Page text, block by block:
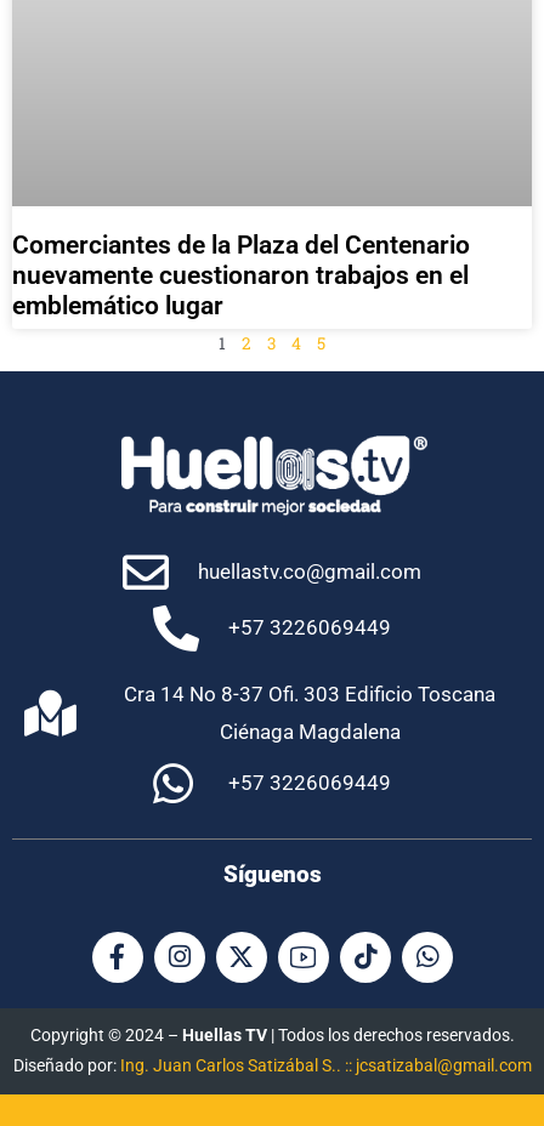
Comerciantes de la Plaza del Centenario
nuevamente cuestionaron trabajos en el
emblemático lugar
1 2 3 4 5
huellastv.co@gmail.com
+57 3226069449
Cra 14 No 8-37 Ofi. 303 Edificio Toscana
Ciénaga Magdalena
+57 3226069449
Síguenos
Copyright © 2024 – Huellas TV| Todos los derechos reservados.
Diseñado por: Ing. Juan Carlos Satizábal S.. :: jcsatizabal@gmail.com